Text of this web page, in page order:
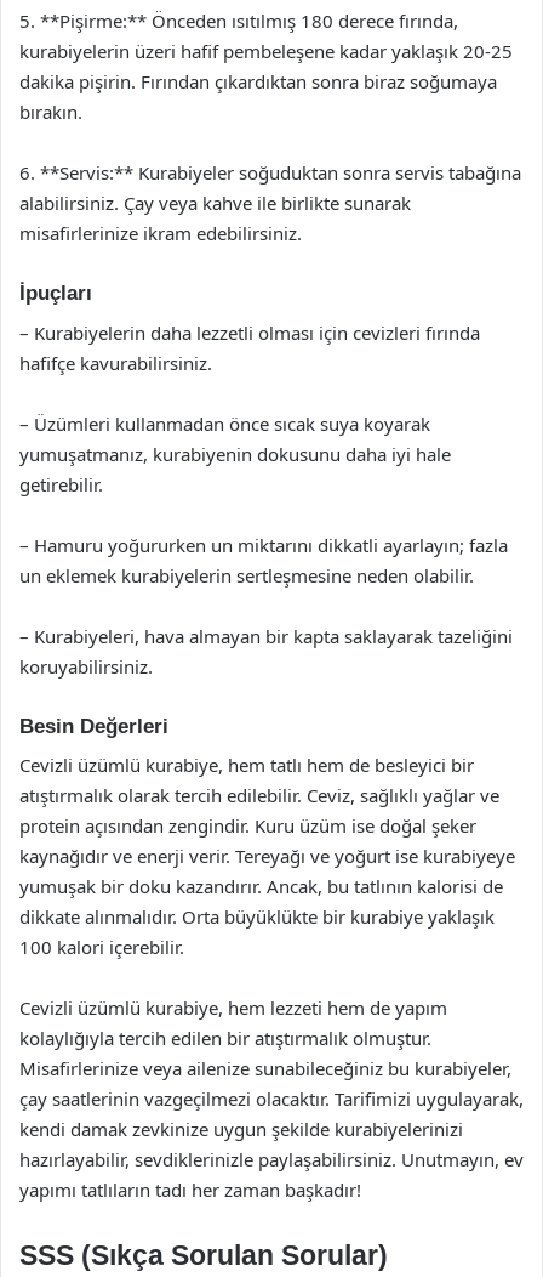
5. **Pişirme:** Önceden ısıtılmış 180 derece fırında,
kurabiyelerin üzeri hafif pembeleşene kadar yaklaşık 20-25
dakika pişirin. Fırından çıkardıktan sonra biraz soğumaya
bırakın.
6. **Servis:** Kurabiyeler soğuduktan sonra servis tabağına
alabilirsiniz. Çay veya kahve ile birlikte sunarak
misafirlerinize ikram edebilirsiniz.
İpuçları
– Kurabiyelerin daha lezzetli olması için cevizleri fırında
hafifçe kavurabilirsiniz.
– Üzümleri kullanmadan önce sıcak suya koyarak
yumuşatmanız, kurabiyenin dokusunu daha iyi hale
getirebilir.
– Hamuru yoğururken un miktarını dikkatli ayarlayın; fazla
un eklemek kurabiyelerin sertleşmesine neden olabilir.
– Kurabiyeleri, hava almayan bir kapta saklayarak tazeliğini
koruyabilirsiniz.
Besin Değerleri
Cevizli üzümlü kurabiye, hem tatlı hem de besleyici bir
atıştırmalık olarak tercih edilebilir. Ceviz, sağlıklı yağlar ve
protein açısından zengindir. Kuru üzüm ise doğal şeker
kaynağıdır ve enerji verir. Tereyağı ve yoğurt ise kurabiyeye
yumuşak bir doku kazandırır. Ancak, bu tatlının kalorisi de
dikkate alınmalıdır. Orta büyüklükte bir kurabiye yaklaşık
100 kalori içerebilir.
Cevizli üzümlü kurabiye, hem lezzeti hem de yapım
kolaylığıyla tercih edilen bir atıştırmalık olmuştur.
Misafirlerinize veya ailenize sunabileceğiniz bu kurabiyeler,
çay saatlerinin vazgeçilmezi olacaktır. Tarifimizi uygulayarak,
kendi damak zevkinize uygun şekilde kurabiyelerinizi
hazırlayabilir, sevdiklerinizle paylaşabilirsiniz. Unutmayın, ev
yapımı tatlıların tadı her zaman başkadır!
SSS (Sıkça Sorulan Sorular)